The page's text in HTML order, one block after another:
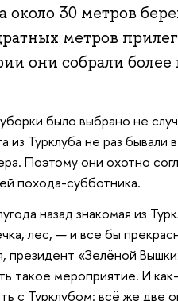
около 30 метров
метров
они собрали
было выбрано не
из Турклуба не раз бывали
Поэтому они охотно
похода-субботника.
назад знакомая из
лес, — и все бы
президент «Зелёной
такое мероприятие. И
с Турклубом: всё же две